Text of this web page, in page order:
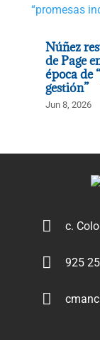
Núñez
de Page
época de
gestión”
Jun 8, 2026
 c.
 925
